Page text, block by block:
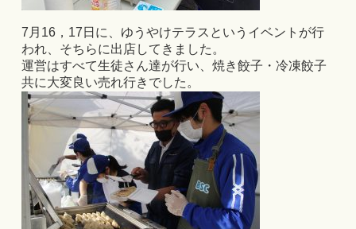
7月16，17日に、ゆうやけテラスというイベントが行
われ、そちらに出店してきました。
運営はすべて生徒さん達が行い、焼き餃子・冷凍餃子
共に大変良い売れ行きでした。